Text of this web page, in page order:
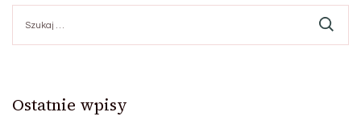
Ostatnie wpisy